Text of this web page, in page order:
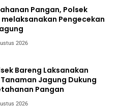
Pangan, Polsek
Pengecekan
2026
Bareng Laksanakan
Jagung Dukung
Pangan
2026